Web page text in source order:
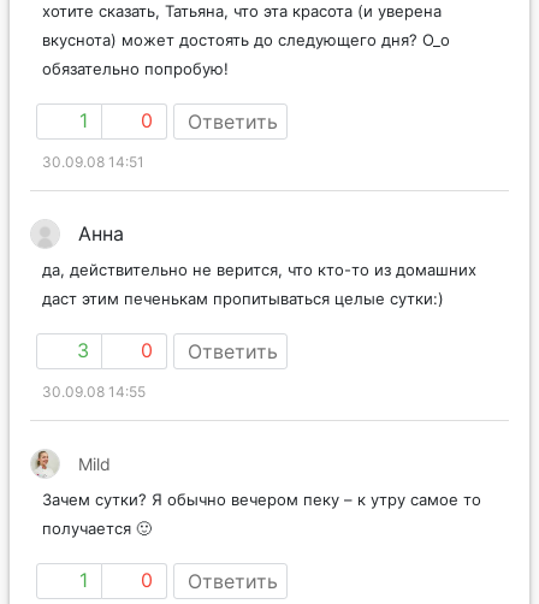
хотите сказать, Татьяна, что эта красота (и уверена
вкуснота) может достоять до следующего дня? О_о
обязательно попробую!
1 0 Ответить
30.09.08 14:51
Анна
да, действительно не верится, что кто-то из домашних
даст этим печенькам пропитываться целые сутки:)
3 0 Ответить
30.09.08 14:55
Mild
Зачем сутки? Я обычно вечером пеку – к утру самое то
получается 🙂
1 0 Ответить